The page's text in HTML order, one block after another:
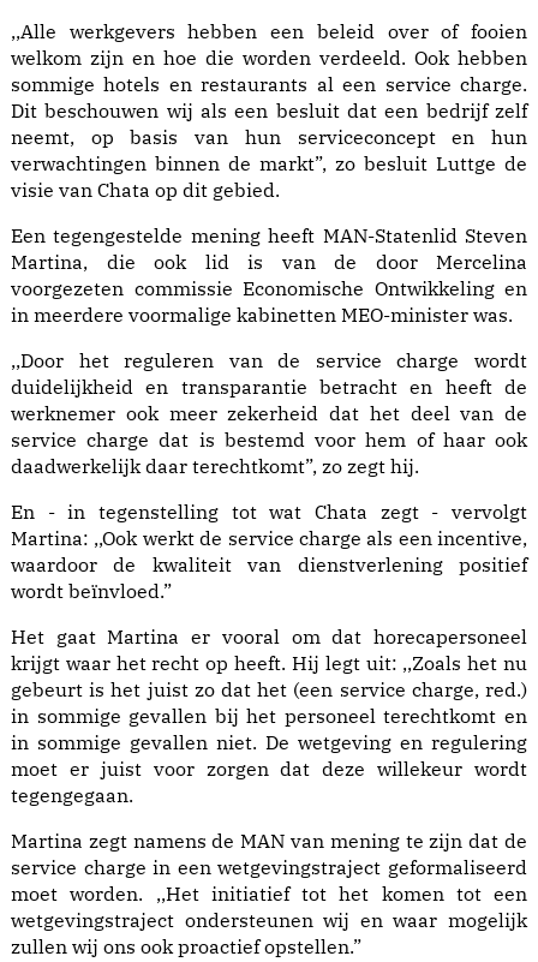
,,Alle werkgevers hebben een beleid over of fooien
welkom zijn en hoe die worden verdeeld. Ook hebben
sommige hotels en restaurants al een service charge.
Dit beschouwen wij als een besluit dat een bedrijf zelf
neemt, op basis van hun serviceconcept en hun
verwachtingen binnen de markt”, zo besluit Luttge de
visie van Chata op dit gebied.
Een tegengestelde mening heeft MAN-Statenlid Steven
Martina, die ook lid is van de door Mercelina
voorgezeten commissie Economische Ontwikkeling en
in meerdere voormalige kabinetten MEO-minister was.
,,Door het reguleren van de service charge wordt
duidelijkheid en transparantie betracht en heeft de
werknemer ook meer zekerheid dat het deel van de
service charge dat is bestemd voor hem of haar ook
daadwerkelijk daar terechtkomt”, zo zegt hij.
En - in tegenstelling tot wat Chata zegt - vervolgt
Martina: ,,Ook werkt de service charge als een incentive,
waardoor de kwaliteit van dienstverlening positief
wordt beïnvloed.”
Het gaat Martina er vooral om dat horecapersoneel
krijgt waar het recht op heeft. Hij legt uit: ,,Zoals het nu
gebeurt is het juist zo dat het (een service charge, red.)
in sommige gevallen bij het personeel terechtkomt en
in sommige gevallen niet. De wetgeving en regulering
moet er juist voor zorgen dat deze willekeur wordt
tegengegaan.
Martina zegt namens de MAN van mening te zijn dat de
service charge in een wetgevingstraject geformaliseerd
moet worden. ,,Het initiatief tot het komen tot een
wetgevingstraject ondersteunen wij en waar mogelijk
zullen wij ons ook proactief opstellen.”